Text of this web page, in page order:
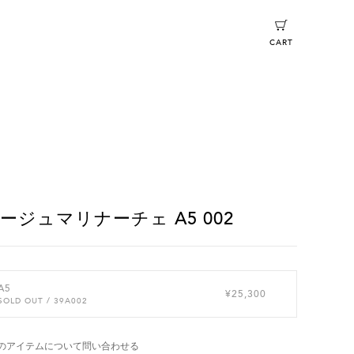
CART
ジュマリナーチェ A5 002
OUT / 39A002
¥25,300
アイテムについて問い合わせる